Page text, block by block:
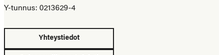
Y-tunnus: 0213629-4
Yhteystiedot